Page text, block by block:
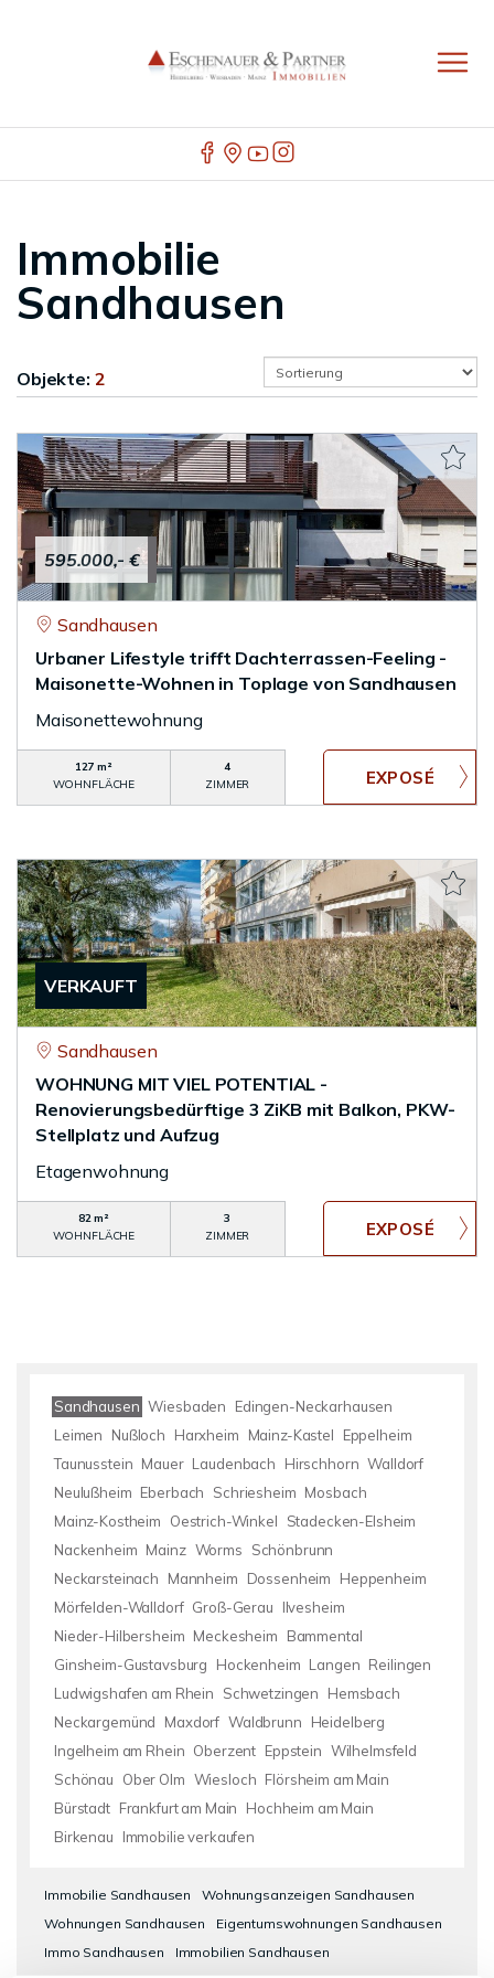
Immobilie
Sandhausen
Objekte: 2
595.000,- €
Sandhausen
Urbaner Lifestyle trifft Dachterrassen-Feeling -
Maisonette-Wohnen in Toplage von Sandhausen
Maisonettewohnung
127 m²
WOHNFLÄCHE
4
ZIMMER
VERKAUFT
Sandhausen
WOHNUNG MIT VIEL POTENTIAL -
Renovierungsbedürftige 3 ZiKB mit Balkon, PKW-
Stellplatz und Aufzug
Etagenwohnung
82 m²
WOHNFLÄCHE
3
ZIMMER
Sandhausen Wiesbaden
Edingen-Neckarhausen
Leimen
Nußloch Harxheim Mainz-Kastel
Eppelheim
Taunusstein Mauer Laudenbach Hirschhorn Walldorf
Neulußheim Eberbach Schriesheim Mosbach
Mainz-Kostheim
Oestrich-Winkel
Stadecken-Elsheim
Nackenheim Mainz Worms
Schönbrunn
Neckarsteinach
Mannheim Dossenheim
Heppenheim
Mörfelden-Walldorf Groß-Gerau
Ilvesheim
Nieder-Hilbersheim Meckesheim
Bammental
Ginsheim-Gustavsburg
Hockenheim Langen Reilingen
Ludwigshafen am Rhein
Schwetzingen
Hemsbach
Neckargemünd
Maxdorf Waldbrunn
Heidelberg
Ingelheim am Rhein Oberzent Eppstein Wilhelmsfeld
Schönau
Ober Olm Wiesloch Flörsheim am Main
Bürstadt Frankfurt am Main
Hochheim am Main
Birkenau
Immobilie verkaufen
Immobilie Sandhausen
Wohnungsanzeigen Sandhausen
Wohnungen Sandhausen
Eigentumswohnungen Sandhausen
Immo Sandhausen
Immobilien Sandhausen